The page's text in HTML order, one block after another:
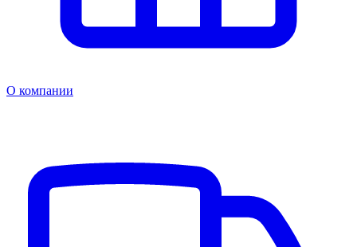
О компании